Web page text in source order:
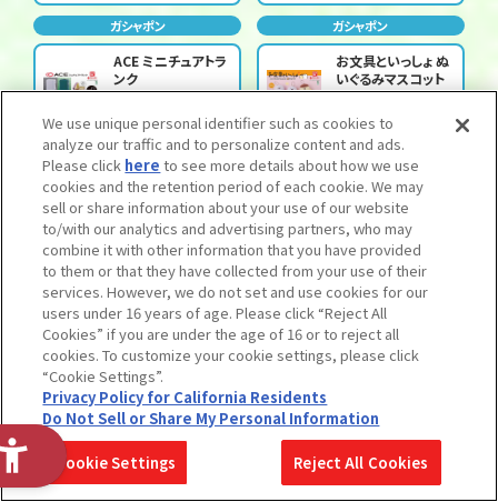
ガシャポン
ACE ミニチュアトラ
ンク
500円(税込)
ガシャポン
お文具といっしょ ぬ
いぐるみマスコット
２なのです
500円(税込)
ガシャポン
サンリオキャラクタ
ーズ モノトーンスラ
イドミラーコレクシ
ョン
400円(税込)
ガシャポン
森チャック めじるし
アクセサリー
300円(税込)
ガシャポン
機動戦士ガンダム
まちぼうけ ノーマル
スーツの場合
ガシャポン
モンスターハンター
ガシャポン ガシャポン
We use unique personal identifier such as cookies to
analyze our traffic and to personalize content and ads.
Please click here to see more details about how we use
cookies and the retention period of each cookie. We may
sell or share information about your use of our website
to/with our analytics and advertising partners, who may
combine it with other information that you have provided
to them or that they have collected from your use of their
services. However, we do not set and use cookies for our
users under 16 years of age. Please click “Reject All
Cookies” if you are under the age of 16 or to reject all
cookies. To customize your cookie settings, please click
“Cookie Settings”.
Privacy Policy for California Residents
Do Not Sell or Share My Personal Information
Cookie Settings Reject All Cookies